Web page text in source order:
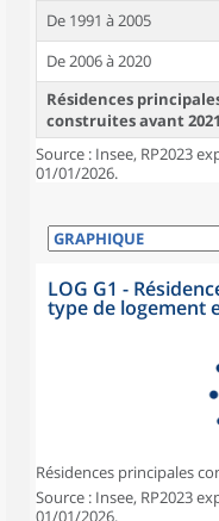
De 1991 à 2005
De 2006 à 2020
Résidences
construites avant 2021
Source : Insee, RP2023
01/01/2026.
LOG G1 -
type de logement
Résidences principales
Source : Insee, RP2023
01/01/2026.